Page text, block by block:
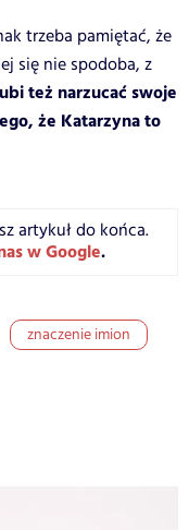
trzeba pamiętać, że
się nie spodoba, z
też narzucać swoje
że Katarzyna to
artykuł do końca.
w Google.
znaczenie imion